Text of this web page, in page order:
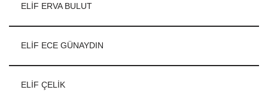
ELİF ERVA BULUT
ELİF ECE GÜNAYDIN
ELİF ÇELİK